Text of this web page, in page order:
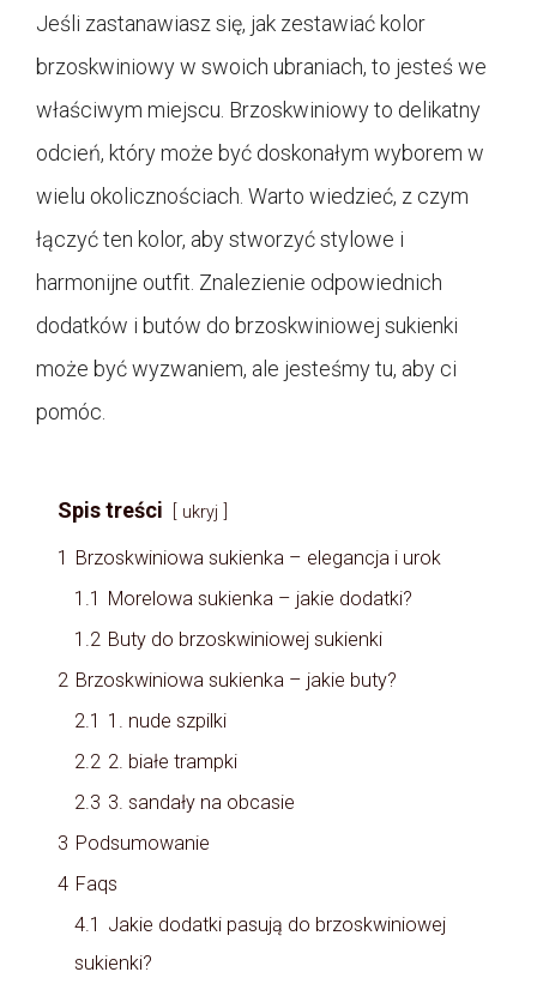
Jeśli zastanawiasz się, jak zestawiać kolor
brzoskwiniowy w swoich ubraniach, to jesteś we
właściwym miejscu. Brzoskwiniowy to delikatny
odcień, który może być doskonałym wyborem w
wielu okolicznościach. Warto wiedzieć, z czym
łączyć ten kolor, aby stworzyć stylowe i
harmonijne outfit. Znalezienie odpowiednich
dodatków i butów do brzoskwiniowej sukienki
może być wyzwaniem, ale jesteśmy tu, aby ci
pomóc.
Spis treści ukryj
1 Brzoskwiniowa sukienka – elegancja i urok
1.1 Morelowa sukienka – jakie dodatki?
1.2 Buty do brzoskwiniowej sukienki
2 Brzoskwiniowa sukienka – jakie buty?
2.1 1. nude szpilki
2.2 2. białe trampki
2.3 3. sandały na obcasie
3 Podsumowanie
4 Faqs
4.1 Jakie dodatki pasują do brzoskwiniowej
sukienki?